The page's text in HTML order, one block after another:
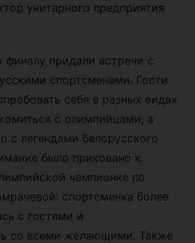
унитарного предприятия
придали встречи с
спортсменами. Гости
себя в разных видах
с олимпийцами, а
с легендами белорусского
было приковано к
чемпионке по
спортсменка более
с гостями и
со всеми желающими. Также